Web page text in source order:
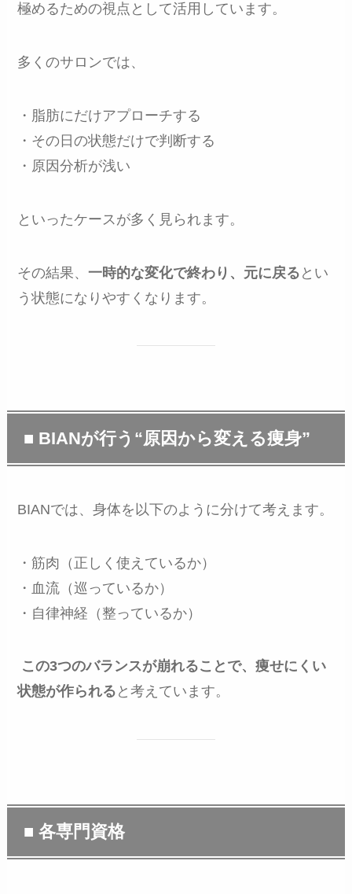
極めるための視点として活用しています。
多くのサロンでは、
・脂肪にだけアプローチする
・その日の状態だけで判断する
・原因分析が浅い
といったケースが多く見られます。
その結果、一時的な変化で終わり、元に戻る とい
う状態になりやすくなります。
■ BIANが行う“原因から変える痩身”
BIANでは、身体を以下のように分けて考えます。
・筋肉（正しく使えているか）
・血流（巡っているか）
・自律神経（整っているか）
この3つのバランスが崩れることで、痩せにくい
状態が作られる と考えています。
■ 各専門資格